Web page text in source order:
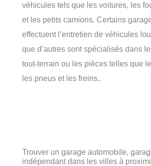
véhicules tels que les voitures, les
et les petits camions. Certains
effectuent l’entretien de véhicules
que d’autres sont spécialisés dans
tout-terrain ou les pièces telles que
les pneus et les freins..
Trouver un garage automobile,
indépendant dans les villes à